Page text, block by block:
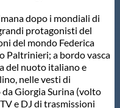
dopo i mondiali di
protagonisti del
del mondo Federica
Paltrinieri; a bordo vasca
del nuoto italiano e
nelle vesti di
Giorgia Surina (volto
e DJ di trasmissioni